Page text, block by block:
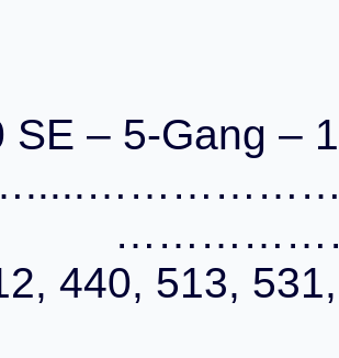
SE – 5-Gang –
440, 513,